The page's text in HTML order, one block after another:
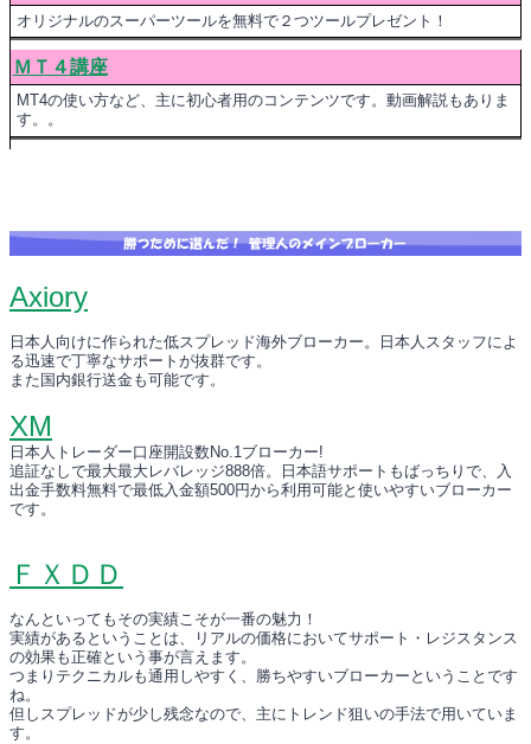
オリジナルのスーパーツールを無料で２つツールプレゼント！
ＭＴ４講座
MT4の使い方など、主に初心者用のコンテンツです。動画解説もありま
す。。
Axiory
日本人向けに作られた低スプレッド海外ブローカー。日本人スタッフによ
る迅速で丁寧なサポートが抜群です。
また国内銀行送金も可能です。
XM
日本人トレーダー口座開設数No.1ブローカー!
追証なしで最大最大レバレッジ888倍。日本語サポートもばっちりで、入
出金手数料無料で最低入金額500円から利用可能と使いやすいブローカー
です。
ＦＸＤＤ
なんといってもその実績こそが一番の魅力！
実績があるということは、リアルの価格においてサポート・レジスタンス
の効果も正確という事が言えます。
つまりテクニカルも通用しやすく、勝ちやすいブローカーということです
ね。
但しスプレッドが少し残念なので、主にトレンド狙いの手法で用いていま
す。